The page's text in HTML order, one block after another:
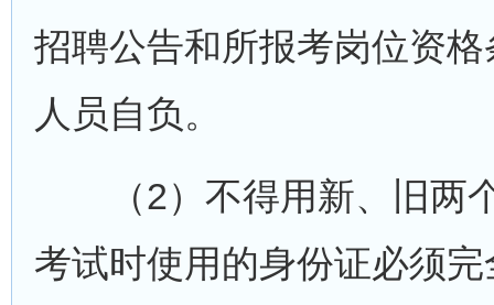
招聘公告和所报考岗位资
人员自负。
（2）不得用新、旧两
考试时使用的身份证必须